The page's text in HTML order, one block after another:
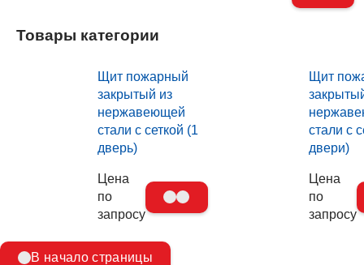
Товары категории
Щит пожарный
закрытый из
нержавеющей
стали с сеткой (1
дверь)
Цена
по
запросу
Щит
стали с
двери)
Цена
по
запросу
В начало страницы